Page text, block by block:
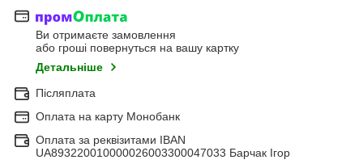
Ви отримаєте замовлення
або гроші повернуться на вашу картку
Детальніше
Післяплата
Оплата на карту Монобанк
Оплата за реквізитами IBAN
UA893220010000026003300047033 Барчак Ігор